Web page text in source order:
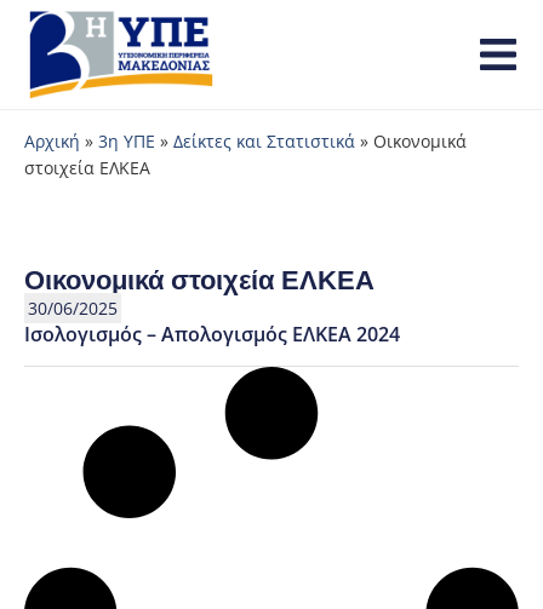
Αρχική » 3η ΥΠΕ » Δείκτες και Στατιστικά » Οικονομικά
στοιχεία ΕΛΚΕΑ
Οικονομικά στοιχεία ΕΛΚΕΑ
30/06/2025
Ισολογισμός – Απολογισμός ΕΛΚΕΑ 2024